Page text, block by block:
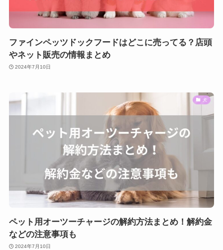
ファインペッツドックフードはどこに売ってる？店頭
やネット販売の情報まとめ
2024年7月10日
犬
ペット用オーツーチャージの解約方法まとめ！解約金
などの注意事項も
2024年7月10日